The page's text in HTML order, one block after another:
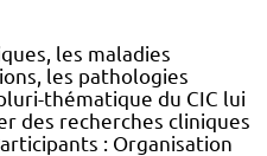
les maladies
les pathologies
thématique du CIC lui
des recherches cliniques
: Organisation